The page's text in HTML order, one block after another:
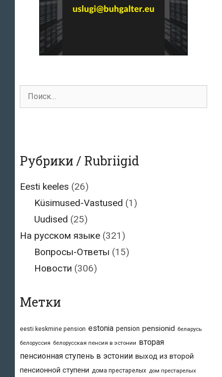
Поиск
для:
Рубрики / Rubriigid
Eesti keeles (26)
Küsimused-Vastused (1)
Uudised (25)
На русском языке (321)
Вопросы-Ответы (15)
Новости (306)
Метки
eesti keskmine pension estonia pension pensionid беларусь
белоруссия белорусская пенсия в эстонии вторая
пенсионная ступень в эстонии выход из второй
пенсионной ступени дома престарелых дом престарелых